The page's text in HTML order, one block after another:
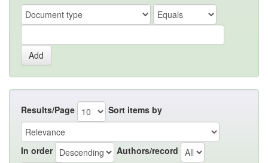
Results/Page Sort items by
In order Authors/record